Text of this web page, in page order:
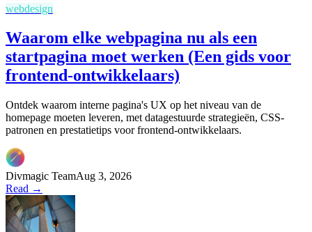
webdesign
Waarom elke webpagina nu als een
startpagina moet werken (Een gids voor
frontend-ontwikkelaars)
Ontdek waarom interne pagina's UX op het niveau van de
homepage moeten leveren, met datagestuurde strategieën, CSS-
patronen en prestatietips voor frontend-ontwikkelaars.
Divmagic TeamAug 3, 2026
Read →